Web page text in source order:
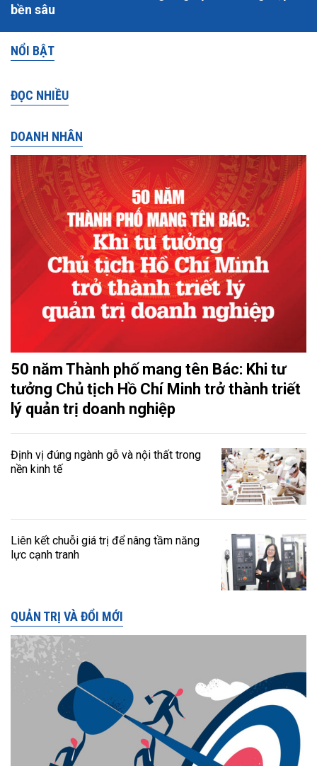
bền sâu
NỔI BẬT
ĐỌC NHIỀU
DOANH NHÂN
50 năm Thành phố mang tên Bác: Khi tư
tưởng Chủ tịch Hồ Chí Minh trở thành triết
lý quản trị doanh nghiệp
Định vị đúng ngành gỗ và nội thất trong
nền kinh tế
Liên kết chuỗi giá trị để nâng tầm năng
lực cạnh tranh
QUẢN TRỊ VÀ ĐỔI MỚI